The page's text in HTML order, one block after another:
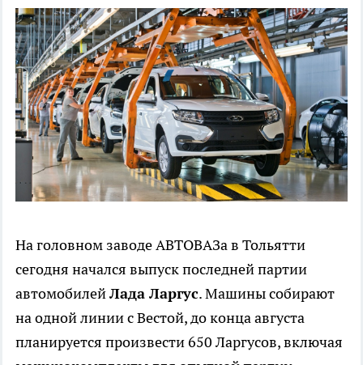
На головном заводе АВТОВАЗа в Тольятти
сегодня начался выпуск последней партии
автомобилейЛада Ларгус. Машины собирают
на одной линии с Вестой, до конца августа
планируется произвести 650 Ларгусов, включая